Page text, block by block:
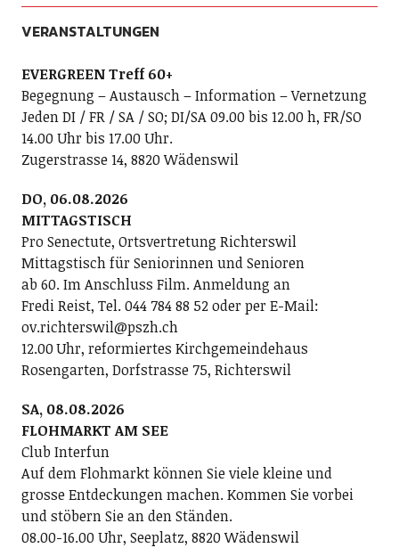
VERANSTALTUNGEN
EVERGREEN Treff 60+
Begegnung – Austausch – Information – Vernetzung
Jeden DI / FR / SA / SO; DI/SA 09.00 bis 12.00 h, FR/SO
14.00 Uhr bis 17.00 Uhr.
Zugerstrasse 14, 8820 Wädenswil
DO, 06.08.2026
MITTAGSTISCH
Pro Senectute, Ortsvertretung Richterswil
Mittagstisch für Seniorinnen und Senioren
ab 60. Im Anschluss Film. Anmeldung an
Fredi Reist, Tel. 044 784 88 52 oder per E-Mail:
ov.richterswil@pszh.ch
12.00 Uhr, reformiertes Kirchgemeindehaus
Rosengarten, Dorfstrasse 75, Richterswil
SA, 08.08.2026
FLOHMARKT AM SEE
Club Interfun
Auf dem Flohmarkt können Sie viele kleine und
grosse Entdeckungen machen. Kommen Sie vorbei
und stöbern Sie an den Ständen.
08.00-16.00 Uhr, Seeplatz, 8820 Wädenswil